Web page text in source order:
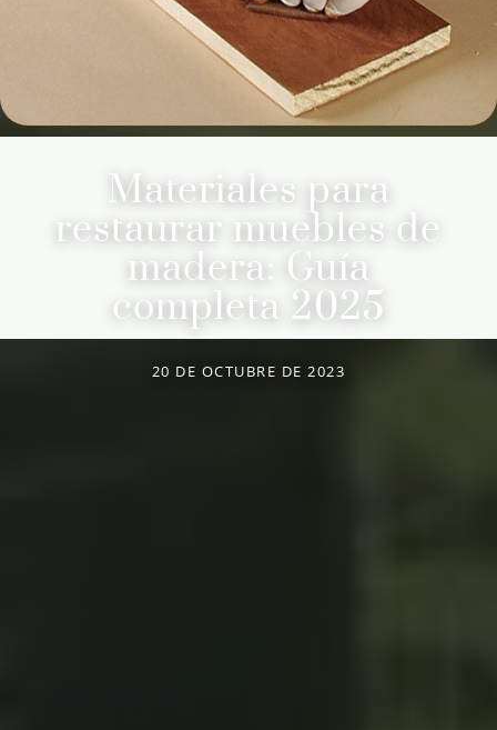
Materiales para
restaurar muebles de
madera: Guía
completa 2025
20 DE OCTUBRE DE 2023